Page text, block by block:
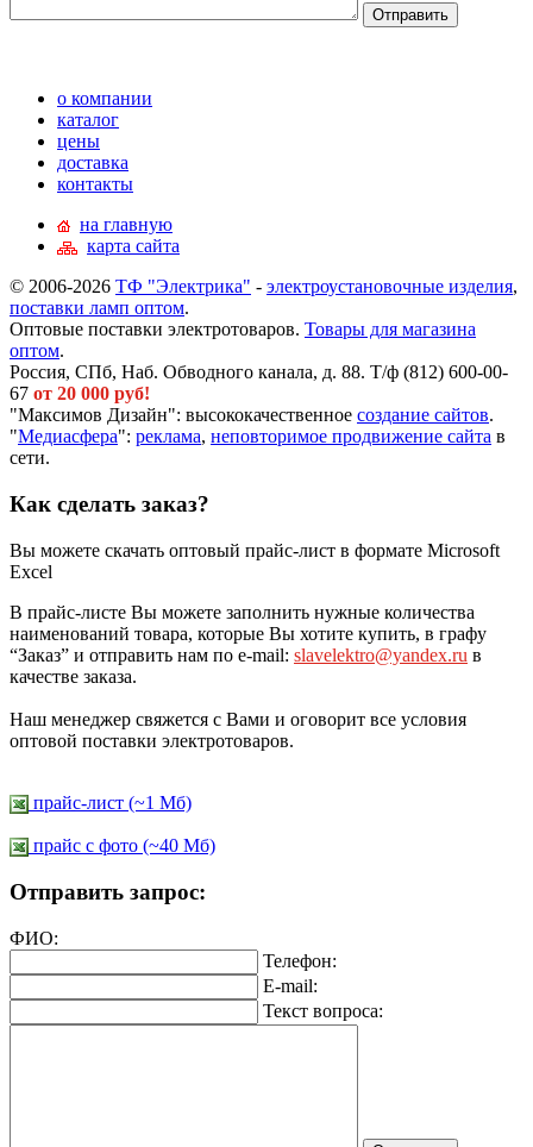
о компании
каталог
цены
доставка
контакты
на главную
карта сайта
© 2006-2026 ТФ "Электрика" - электроустановочные изделия,
поставки ламп оптом.
Оптовые поставки электротоваров. Товары для магазина
оптом.
Россия, СПб, Наб. Обводного канала, д. 88. Т/ф (812) 600-00-
67 от 20 000 руб!
"Максимов Дизайн": высококачественное создание сайтов.
"Медиасфера": реклама, неповторимое продвижение сайта в
сети.
Как сделать заказ?
Вы можете скачать оптовый прайс-лист в формате Microsoft
Excel
В прайс-листе Вы можете заполнить нужные количества
наименований товара, которые Вы хотите купить, в графу
“Заказ” и отправить нам по e-mail: slavelektro@yandex.ru в
качестве заказа.
Наш менеджер свяжется с Вами и оговорит все условия
оптовой поставки электротоваров.
прайс-лист (~1 Мб)
прайс c фото (~40 Мб)
Отправить запрос:
ФИО:
Телефон:
E-mail:
Текст вопроса: